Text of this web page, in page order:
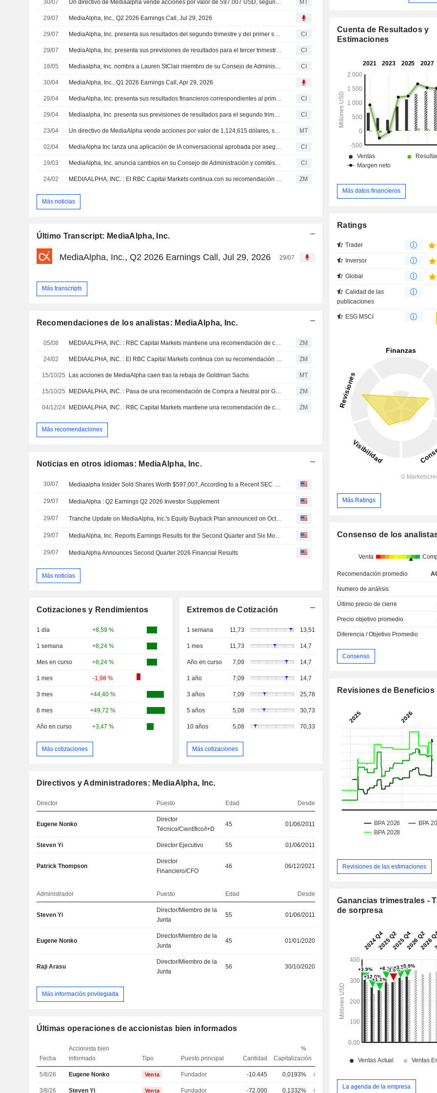
30/07 Un directivo de Mediaalpha vende acciones por valor de 597.007 USD, según los registros de la SEC MT
29/07 MediaAlpha, Inc., Q2 2026 Earnings Call, Jul 29, 2026
29/07 MediaAlpha, Inc. presenta sus resultados del segundo trimestre y del primer semestre de 2026 CI
29/07 MediaAlpha, Inc. presenta sus previsiones de resultados para el tercer trimestre de 2026 CI
18/05 Mediaalpha, Inc. nombra a Lauren StClair miembro de su Consejo de Administración, con efecto a partir del 15 de mayo de 2026 CI
30/04 MediaAlpha, Inc., Q1 2026 Earnings Call, Apr 29, 2026
29/04 MediaAlpha, Inc. presenta sus resultados financieros correspondientes al primer trimestre finalizado el 31 de marzo de 2026 CI
29/04 Mediaalpha, Inc. presenta sus previsiones de resultados para el segundo trimestre de 2026 CI
23/04 Un directivo de MediaAlpha vende acciones por valor de 1,124,615 dólares, según una reciente notificación a la SEC MT
02/04 MediaAlpha Inc lanza una aplicación de IA conversacional aprobada por aseguradoras para la contratación de seguros de auto CI
19/03 MediaAlpha, Inc. anuncia cambios en su Consejo de Administración y comités, efectivos a partir del 5 de mayo de 2026 CI
24/02 MEDIAALPHA, INC. : El RBC Capital Markets continua con su recomendación de compra ZM
Más noticias
Último Transcript: MediaAlpha, Inc.
MediaAlpha, Inc., Q2 2026 Earnings Call, Jul 29, 2026 29/07
Más transcripts
Recomendaciones de los analistas: MediaAlpha, Inc.
05/08 ZM
24/02 ZM
15/10/25 Las acciones de MediaAlpha caen tras la rebaja de Goldman Sachs MT
15/10/25 ZM
04/12/24 ZM
Más recomendaciones
Noticias en otros idiomas: MediaAlpha, Inc.
30/07 Mediaalpha Insider Sold Shares Worth $597,007, According to a Recent SEC Filing
29/07 MediaAlpha : Q2 Earnings Q2 2026 Investor Supplement
29/07 Tranche Update on MediaAlpha, Inc.'s Equity Buyback Plan announced on October 29, 2025.
29/07 MediaAlpha, Inc. Reports Earnings Results for the Second Quarter and Six Months Ended June 30, 2026
29/07 MediaAlpha Announces Second Quarter 2026 Financial Results
Más noticias
Cotizaciones y Rendimientos
1 día +8,59 %
1 semana +8,24 %
Mes en curso +8,24 %
1 mes -1,98 %
3 mes +44,40 %
6 mes +49,72 %
Año en curso +3,47 %
Más cotizaciones
Extremos de Cotización
1 semana 11,73 13,51
1 mes 11,73 14,7
Año en curso 7,09 14,7
1 año 7,09 14,7
3 años 7,09 25,78
5 años 5,08 30,73
10 años 5,08 70,33
Más cotizaciones
Directivos y Administradores: MediaAlpha, Inc.
Director Puesto Edad Desde
Eugene Nonko
Director
Técnico/Científico/I+D
45 01/06/2011
Steven Yi Director Ejecutivo 55 01/06/2011
Patrick Thompson
Director
Financiero/CFO
46 06/12/2021
Administrador Puesto Edad Desde
Steven Yi
Director/Miembro de la
Junta
55 01/06/2011
Eugene Nonko
Director/Miembro de la
Junta
45 01/01/2020
Raji Arasu
Director/Miembro de la
Junta
56 30/10/2020
Más información privilegiada
Últimas operaciones de accionistas bien informados
Fecha
Accionista bien
informado
Tipo Puesto principal Cantidad
%
Capitalización
5/8/26 Eugene Nonko Venta Fundador -10.445 0,0193%
3/8/26 Steven Yi Venta Fundador -72.000 0,1332%
Cuenta de Resultados y
Estimaciones
Más datos financieros
Ratings
Trader
Inversor
Global
Calidad de las
publicaciones
ESG MSCI
Más Ratings
Consenso de los
Venta
Recomendación promedio
Numero de análisis
Último precio de cierre
Precio objetivo promedio
Diferencia / Objetivo Promedio
Consenso
Revisiones de Beneficios
Revisiones de las estimaciones
Ganancias trimestrales -
de sorpresa
La agenda de la empresa